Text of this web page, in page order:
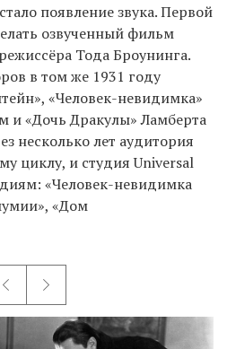
появление звука. Первой
озвученный фильм
Тода Броунинга.
в том же 1931 году
«Человек-невидимка»
и «Дочь Дракулы» Ламберта
несколько лет аудитория
циклу, и студия Universal
«Человек-невидимка
«Дом